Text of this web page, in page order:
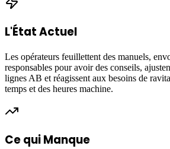
L'État Actuel
Les opérateurs feuillettent des manuels,
responsables pour avoir des conseils,
lignes AB et réagissent aux besoins de
temps et des heures machine.
Ce qui Manque